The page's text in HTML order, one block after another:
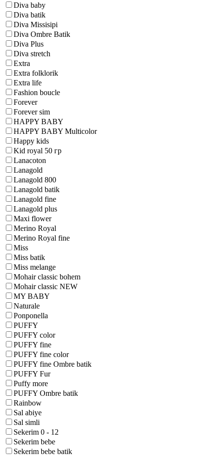
Diva baby
Diva batik
Diva Missisipi
Diva Ombre Batik
Diva Plus
Diva stretch
Extra
Extra folklorik
Extra life
Fashion boucle
Forever
Forever sim
HAPPY BABY
HAPPY BABY Multicolor
Happy kids
Kid royal 50 гр
Lanacoton
Lanagold
Lanagold 800
Lanagold batik
Lanagold fine
Lanagold plus
Maxi flower
Merino Royal
Merino Royal fine
Miss
Miss batik
Miss melange
Mohair classic bohem
Mohair classic NEW
MY BABY
Naturale
Ponponella
PUFFY
PUFFY color
PUFFY fine
PUFFY fine color
PUFFY fine Ombre batik
PUFFY Fur
Puffy more
PUFFY Ombre batik
Rainbow
Sal abiye
Sal simli
Sekerim 0 - 12
Sekerim bebe
Sekerim bebe batik